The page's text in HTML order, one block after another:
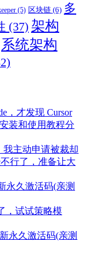
(5) 区块链 (6) 多
(37) 架构
系统架构
，才发现 Cursor
装和使用教程分
我主动申请被裁却
行了，准备让大
永久激活码(亲测
，试试策略模
永久激活码(亲测